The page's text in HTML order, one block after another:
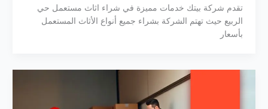
تقدم شركة بيتك خدمات مميزة في شراء اثاث مستعمل حي
الربيع حيث تهتم الشركة بشراء جميع أنواع الأثاث المستعمل
بأسعار